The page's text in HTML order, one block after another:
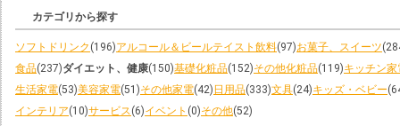
カテゴリから探す
ソフトドリンク (196)アルコール＆ビールテイスト飲料(97)お菓子、スイーツ
食品(237)ダイエット、健康(150)基礎化粧品(152)その他化粧品(119)キッチン家
生活家電(53)美容家電(51)その他家電(42) 日用品(333)文具(24)キッズ・ベビー
インテリア(10)サービス(6)イベント (0)その他(52)